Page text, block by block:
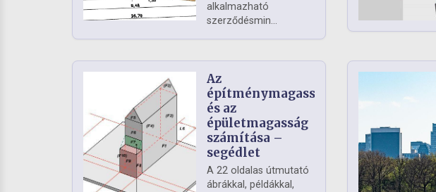
alkalmazható
szerződésmin...
Az
építménymagasság
és az
épületmagasság
számítása –
segédlet
A 22 oldalas útmutató
ábrákkal, példákkal,